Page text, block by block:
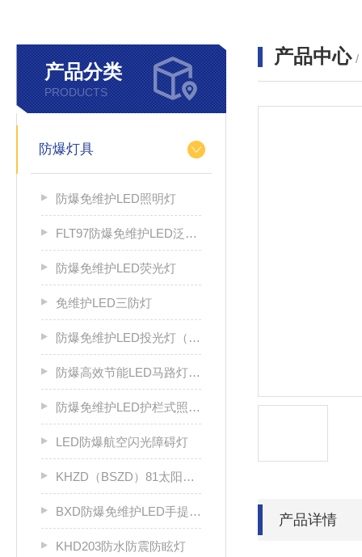
产品分类
PRODUCTS
防爆灯具
防爆免维护LED照明灯
FLT97防爆免维护LED泛光灯
防爆免维护LED荧光灯
免维护LED三防灯
防爆免维护LED投光灯（IIC）
防爆高效节能LED马路灯（IIC）
防爆免维护LED护栏式照明灯（IIC）
LED防爆航空闪光障碍灯
KHZD（BSZD）81太阳能防爆航空闪光障碍灯
BXD防爆免维护LED手提灯 检修灯
KHD203防水防震防眩灯
产品中心 /
产品详情